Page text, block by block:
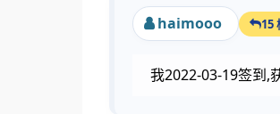
haimooo 15
我2022-03-19签到,